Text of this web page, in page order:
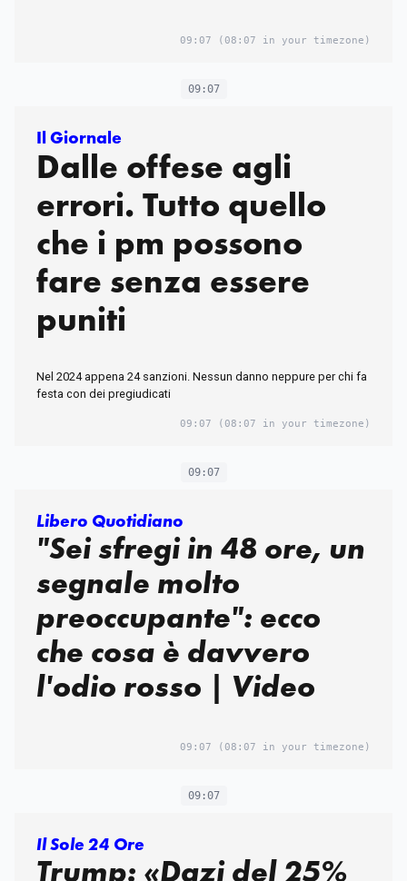
09:07 (08:07 in your timezone)
09:07
Il Giornale
Dalle offese agli
errori. Tutto quello
che i pm possono
fare senza essere
puniti
Nel 2024 appena 24 sanzioni. Nessun danno neppure per chi fa
festa con dei pregiudicati
09:07 (08:07 in your timezone)
09:07
Libero Quotidiano
"Sei sfregi in 48 ore, un
segnale molto
preoccupante": ecco
che cosa è davvero
l'odio rosso | Video
09:07 (08:07 in your timezone)
09:07
Il Sole 24 Ore
Trump: «Dazi del 25%